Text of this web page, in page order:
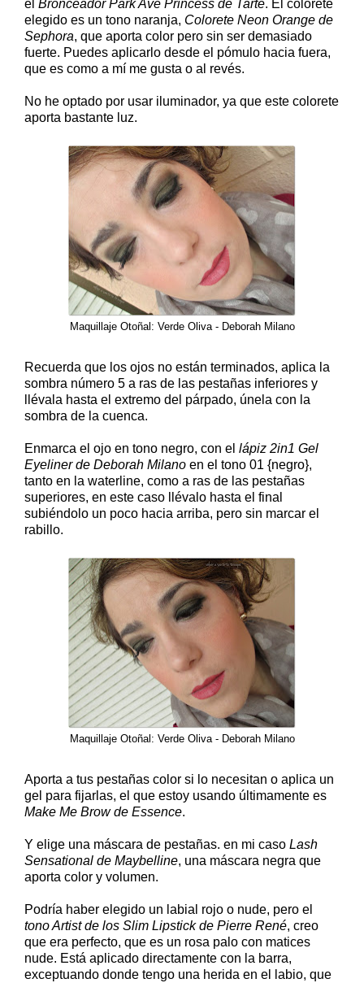
el Bronceador Park Ave Princess de Tarte. El colorete
elegido es un tono naranja, Colorete Neon Orange de
Sephora, que aporta color pero sin ser demasiado
fuerte. Puedes aplicarlo desde el pómulo hacia fuera,
que es como a mí me gusta o al revés.
No he optado por usar iluminador, ya que este colorete
aporta bastante luz.
Maquillaje Otoñal: Verde Oliva - Deborah Milano
Recuerda que los ojos no están terminados, aplica la
sombra número 5 a ras de las pestañas inferiores y
llévala hasta el extremo del párpado, únela con la
sombra de la cuenca.
Enmarca el ojo en tono negro, con el lápiz 2in1 Gel
Eyeliner de Deborah Milano en el tono 01 {negro},
tanto en la waterline, como a ras de las pestañas
superiores, en este caso llévalo hasta el final
subiéndolo un poco hacia arriba, pero sin marcar el
rabillo.
Maquillaje Otoñal: Verde Oliva - Deborah Milano
Aporta a tus pestañas color si lo necesitan o aplica un
gel para fijarlas, el que estoy usando últimamente es
Make Me Brow de Essence.
Y elige una máscara de pestañas. en mi caso Lash
Sensational de Maybelline, una máscara negra que
aporta color y volumen.
Podría haber elegido un labial rojo o nude, pero el
tono Artist de los Slim Lipstick de Pierre René, creo
que era perfecto, que es un rosa palo con matices
nude. Está aplicado directamente con la barra,
exceptuando donde tengo una herida en el labio, que